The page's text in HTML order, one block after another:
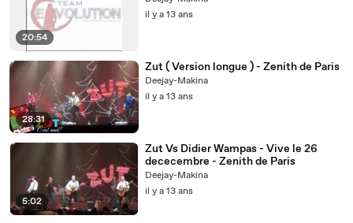
20:54
il y a 13 ans
28:31
Zut ( Version longue ) - Zenith de Paris
Deejay-Makina
il y a 13 ans
5:02
Zut Vs Didier Wampas - Vive le 26
dececembre - Zenith de Paris
Deejay-Makina
il y a 13 ans